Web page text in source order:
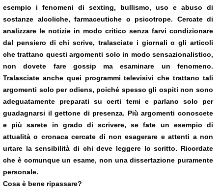
esempio i fenomeni di sexting, bullismo, uso e abuso di
sostanze alcoliche, farmaceutiche o psicotrope. Cercate di
analizzare le notizie in modo critico senza farvi condizionare
dal pensiero di chi scrive, tralasciate i giornali o gli articoli
che trattano questi argomenti solo in modo sensazionalistico,
non dovete fare gossip ma esaminare un fenomeno.
Tralasciate anche quei programmi televisivi che trattano tali
argomenti solo per odiens, poiché spesso gli ospiti non sono
adeguatamente preparati su certi temi e parlano solo per
guadagnarsi il gettone di presenza. Più argomenti conoscete
e più sarete in grado di scrivere, se fate un esempio di
attualità o cronaca cercate di non esagerare e attenti a non
urtare la sensibilità di chi deve leggere lo scritto. Ricordate
che è comunque un esame, non una dissertazione puramente
personale.
Cosa è bene ripassare?